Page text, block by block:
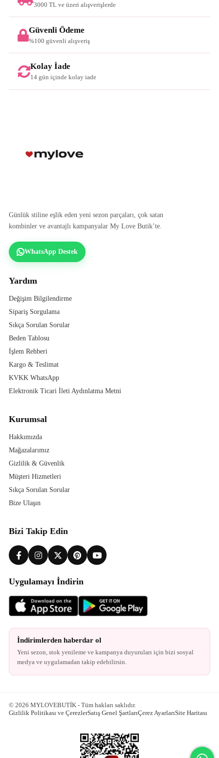
3000 TL ve üzeri alışverişlerde
Güvenli Ödeme
%100 güvenli alışveriş
Kolay İade
14 gün içinde kolay iade
Günlük stiline eşlik eden yeni sezon parçaları, çok satan
kombinler ve avantajlı kampanyalar My Love Butik’te.
WhatsApp Destek
Yardım
Değişim Bilgilendirme
Sipariş Sorgulama
Sıkça Sorulan Sorular
Beden Tablosu
İşlem Rehberi
Kargo & Teslimat
KVKK WhatsApp
Elektronik Ticari İleti Aydınlatma Metni
Kurumsal
Hakkımızda
Mağazalarımız
Gizlilik & Güvenlik
Müşteri Hizmetleri
Sıkça Sorulan Sorular
Bize Ulaşın
Bizi Takip Edin
Uygulamayı İndirin
İndirimlerden haberdar ol
Yeni sezon, stok yenileme ve kampanya duyuruları için bizi sosyal
medya ve uygulamadan takip edebilirsin.
© 2026 MYLOVEBUTİK - Tüm hakları saklıdır.
Gizlilik Politikası ve ÇerezlerSatış Genel ŞartlarıÇerez AyarlarıSite Haritası